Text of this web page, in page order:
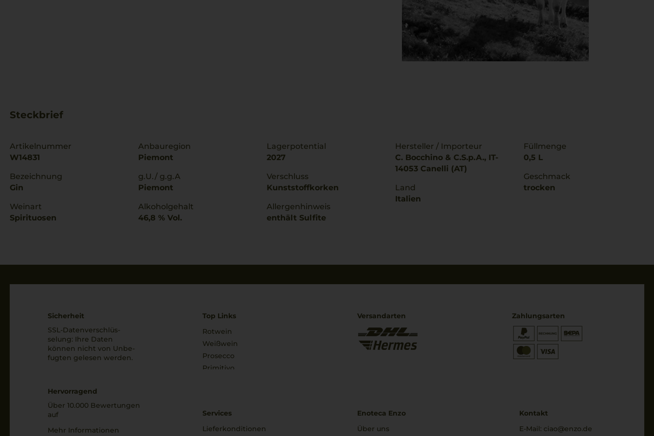
Steckbrief
Artikelnummer
W14831
Bezeichnung
Gin
Weinart
Spirituosen
Anbauregion
Piemont
g.U./ g.g.A
Piemont
Alkoholgehalt
46,8 % Vol.
Lagerpotential
2027
Verschluss
Kunststoffkorken
Allergenhinweis
enthält Sulfite
Hersteller / Importeur
C. Bocchino & C.S.p.A., IT-
14053 Canelli (AT)
Land
Italien
Füllmenge
0,5 L
Geschmack
trocken
Sicherheit
SSL-Daten­verschlüs­
selung: Ihre Daten
können nicht von Unbe­
fugten gelesen werden.
Hervorragend
Über 10.000 Bewertungen
auf
Mehr Informationen
Top Links
Rotwein
Weißwein
Prosecco
Primitivo
Services
Lieferkonditionen
Versandarten
Enoteca Enzo
Über uns
Zahlungsarten
Kontakt
E-Mail: ciao@enzo.de